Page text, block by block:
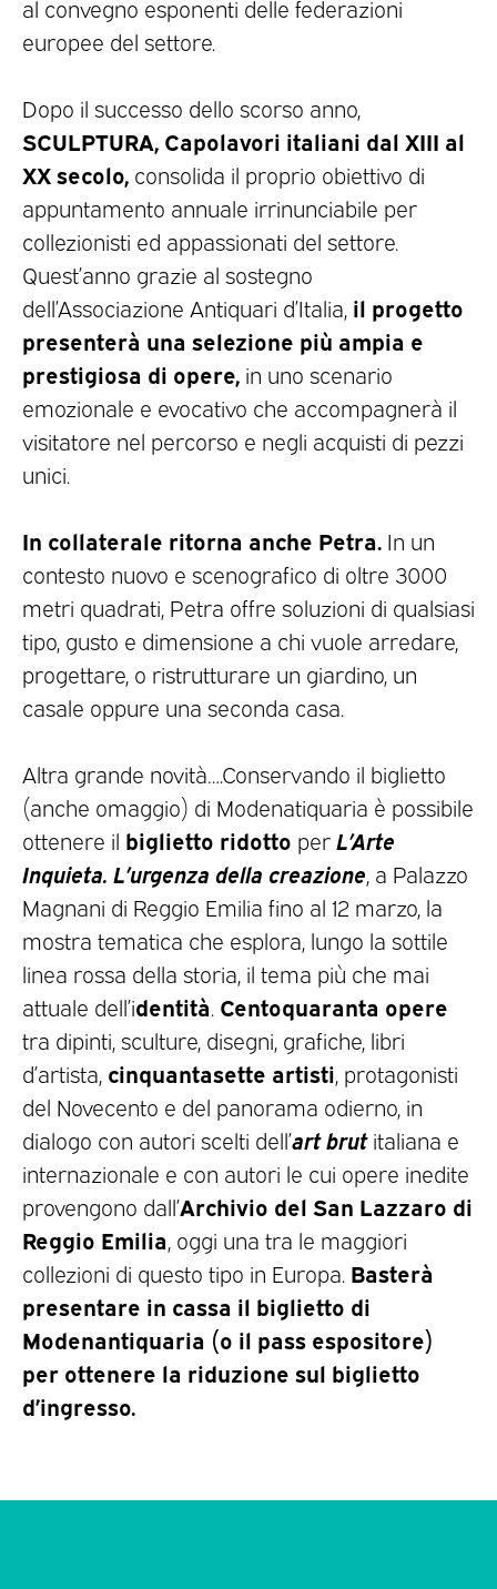
al convegno esponenti delle federazioni
europee del settore.
Dopo il successo dello scorso anno,
SCULPTURA, Capolavori italiani dal XIII al
XX secolo, consolida il proprio obiettivo di
appuntamento annuale irrinunciabile per
collezionisti ed appassionati del settore.
Quest’anno grazie al sostegno
dell’Associazione Antiquari d’Italia, il progetto
presenterà una selezione più ampia e
prestigiosa di opere, in uno scenario
emozionale e evocativo che accompagnerà il
visitatore nel percorso e negli acquisti di pezzi
unici.
In collaterale ritorna anche Petra. In un
contesto nuovo e scenografico di oltre 3000
metri quadrati, Petra offre soluzioni di qualsiasi
tipo, gusto e dimensione a chi vuole arredare,
progettare, o ristrutturare un giardino, un
casale oppure una seconda casa.
Altra grande novità….Conservando il biglietto
(anche omaggio) di Modenatiquaria è possibile
ottenere il biglietto ridotto per L’Arte
Inquieta. L’urgenza della creazione , a Palazzo
Magnani di Reggio Emilia fino al 12 marzo, la
mostra tematica che esplora, lungo la sottile
linea rossa della storia, il tema più che mai
attuale dell’identità Centoquaranta opere
tra dipinti, sculture, disegni, grafiche, libri
d’artista, cinquantasette artisti , protagonisti
del Novecento e del panorama odierno, in
dialogo con autori scelti dell’art brutitaliana e
internazionale e con autori le cui opere inedite
provengono dall’Archivio del San Lazzaro di
Reggio Emilia , oggi una tra le maggiori
collezioni di questo tipo in Europa. Basterà
presentare in cassa il biglietto di
Modenantiquaria (o il pass espositore)
per ottenere la riduzione sul biglietto
d’ingresso.